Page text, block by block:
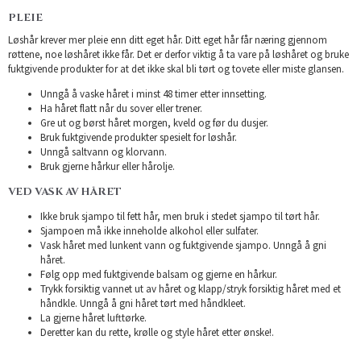
PLEIE
Løshår krever mer pleie enn ditt eget hår. Ditt eget hår får næring gjennom
røttene, noe løshåret ikke får. Det er derfor viktig å ta vare på løshåret og bruke
fuktgivende produkter for at det ikke skal bli tørt og tovete eller miste glansen.
Unngå å vaske håret i minst 48 timer etter innsetting.
Ha håret flatt når du sover eller trener.
Gre ut og børst håret morgen, kveld og før du dusjer.
Bruk fuktgivende produkter spesielt for løshår.
Unngå saltvann og klorvann.
Bruk gjerne hårkur eller hårolje.
VED VASK AV HÅRET
Ikke bruk sjampo til fett hår, men bruk i stedet sjampo til tørt hår.
Sjampoen må ikke inneholde alkohol eller sulfater.
Vask håret med lunkent vann og fuktgivende sjampo. Unngå å gni
håret.
Følg opp med fuktgivende balsam og gjerne en hårkur.
Trykk forsiktig vannet ut av håret og klapp/stryk forsiktig håret med et
håndkle. Unngå å gni håret tørt med håndkleet.
La gjerne håret lufttørke.
Deretter kan du rette, krølle og style håret etter ønske!.